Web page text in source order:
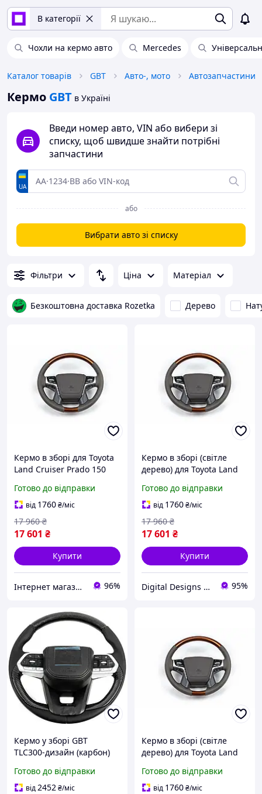
В категорії
Чохли на кермо авто Mercedes
Каталог товарів GBT Авто-, мото Автозапчастини
Кермо GBT в Україні
Введи номер авто, VIN або вибери зі
списку, щоб швидше знайти потрібні
запчастини
UA
або
Вибрати авто зі списку
Фільтри Ціна Матеріал
Безкоштовна доставка Rozetka Дерево
Кермо в зборі для Toyota
Land Cruiser Prado 150
матеріали
Готово до відправки
від 1760₴/міс
17 601 ₴
17 960 ₴
Купити
Інтернет магазин Рейлінгів, обвісів, аксесуарів 96%
Кермо в зборі (світле
дерево) для Toyota Land
2023 рр
Готово до відправки
від 1760₴/міс
17 601 ₴
17 960 ₴
Купити
Digital Designs Ukraine 95%
Кермо у зборі GBT
TLC300-дизайн (карбон)
200 2007-2021 рр
Готово до відправки
від2452₴/міс
Кермо в зборі (світле
дерево) для Toyota Land
Готово до відправки
від 1760₴/міс